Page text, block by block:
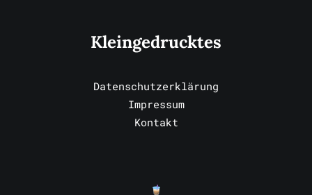
Kleingedrucktes
Datenschutzerklärung
Impressum
Kontakt